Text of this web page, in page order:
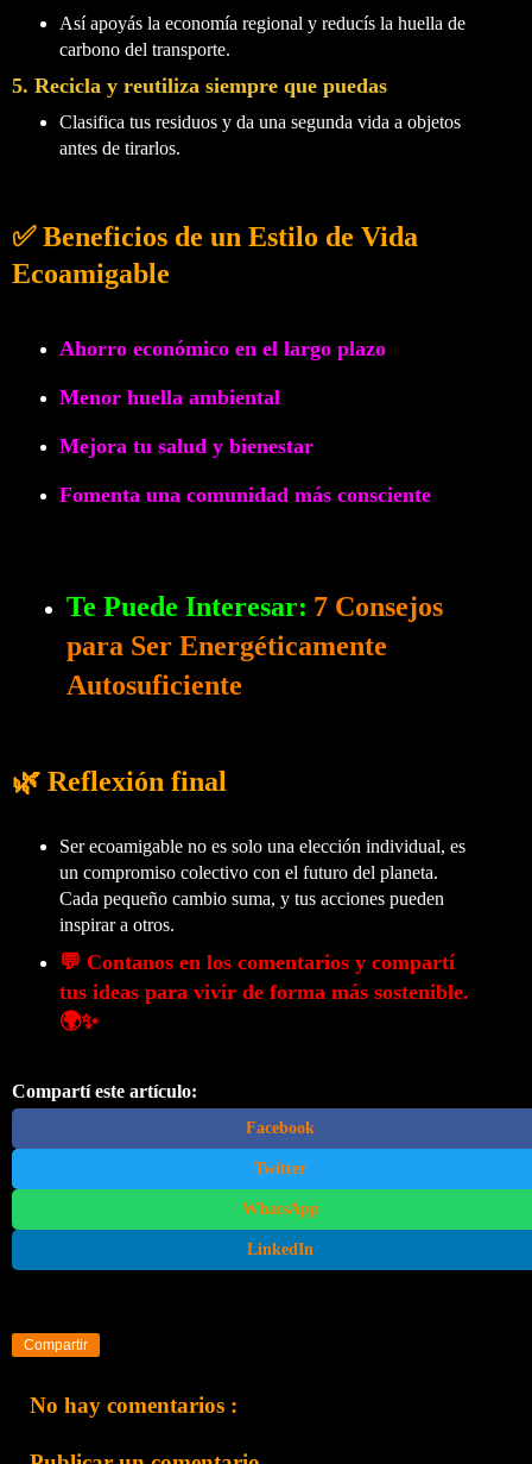
Así apoyás la economía regional y reducís la huella de
carbono del transporte.
5. Recicla y reutiliza siempre que puedas
Clasifica tus residuos y da una segunda vida a objetos
antes de tirarlos.
✅ Beneficios de un Estilo de Vida
Ecoamigable
Ahorro económico en el largo plazo
Menor huella ambiental
Mejora tu salud y bienestar
Fomenta una comunidad más consciente
Te Puede Interesar: 7 Consejos
para Ser Energéticamente
Autosuficiente
🌿 Reflexión final
Ser ecoamigable no es solo una elección individual, es
un compromiso colectivo con el futuro del planeta.
Cada pequeño cambio suma, y tus acciones pueden
inspirar a otros.
💬 Contanos en los comentarios y compartí
tus ideas para vivir de forma más sostenible.
🌍✨
Compartí este artículo:
Facebook
Twitter
WhatsApp
LinkedIn
Compartir
No hay comentarios :